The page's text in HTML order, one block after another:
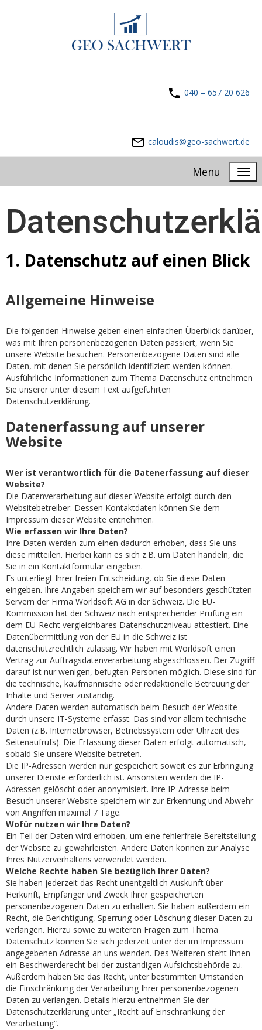
040 – 657 20 626
caloudis@geo-sachwert.de
Menu
1. Datenschutz auf einen Blick
Allgemeine Hinweise
Die folgenden Hinweise geben einen einfachen Überblick darüber,
was mit Ihren personenbezogenen Daten passiert, wenn Sie
unsere Website besuchen. Personenbezogene Daten sind alle
Daten, mit denen Sie persönlich identifiziert werden können.
Ausführliche Informationen zum Thema Datenschutz entnehmen
Sie unserer unter diesem Text aufgeführten
Datenschutzerklärung.
Datenerfassung auf unserer
Website
Wer ist verantwortlich für die Datenerfassung auf dieser
Website?
Die Datenverarbeitung auf dieser Website erfolgt durch den
Websitebetreiber. Dessen Kontaktdaten können Sie dem
Impressum dieser Website entnehmen.
Wie erfassen wir Ihre Daten?
Ihre Daten werden zum einen dadurch erhoben, dass Sie uns
diese mitteilen. Hierbei kann es sich z.B. um Daten handeln, die
Sie in ein Kontaktformular eingeben.
Es unterliegt Ihrer freien Entscheidung, ob Sie diese Daten
eingeben. Ihre Angaben speichern wir auf besonders geschützten
Servern der Firma Worldsoft AG in der Schweiz. Die EU-
Kommission hat der Schweiz nach entsprechender Prüfung ein
dem EU-Recht vergleichbares Datenschutzniveau attestiert. Eine
Datenübermittlung von der EU in die Schweiz ist
datenschutzrechtlich zulässig. Wir haben mit Worldsoft einen
Vertrag zur Auftragsdatenverarbeitung abgeschlossen. Der Zugriff
darauf ist nur wenigen, befugten Personen möglich. Diese sind für
die technische, kaufmännische oder redaktionelle Betreuung der
Inhalte und Server zuständig.
Andere Daten werden automatisch beim Besuch der Website
durch unsere IT-Systeme erfasst. Das sind vor allem technische
Daten (z.B. Internetbrowser, Betriebssystem oder Uhrzeit des
Seitenaufrufs). Die Erfassung dieser Daten erfolgt automatisch,
sobald Sie unsere Website betreten.
Die IP-Adressen werden nur gespeichert soweit es zur Erbringung
unserer Dienste erforderlich ist. Ansonsten werden die IP-
Adressen gelöscht oder anonymisiert. Ihre IP-Adresse beim
Besuch unserer Website speichern wir zur Erkennung und Abwehr
von Angriffen maximal 7 Tage.
Wofür nutzen wir Ihre Daten?
Ein Teil der Daten wird erhoben, um eine fehlerfreie Bereitstellung
der Website zu gewährleisten. Andere Daten können zur Analyse
Ihres Nutzerverhaltens verwendet werden.
Welche Rechte haben Sie bezüglich Ihrer Daten?
Sie haben jederzeit das Recht unentgeltlich Auskunft über
Herkunft, Empfänger und Zweck Ihrer gespeicherten
personenbezogenen Daten zu erhalten. Sie haben außerdem ein
Recht, die Berichtigung, Sperrung oder Löschung dieser Daten zu
verlangen. Hierzu sowie zu weiteren Fragen zum Thema
Datenschutz können Sie sich jederzeit unter der im Impressum
angegebenen Adresse an uns wenden. Des Weiteren steht Ihnen
ein Beschwerderecht bei der zuständigen Aufsichtsbehörde zu.
Außerdem haben Sie das Recht, unter bestimmten Umständen
die Einschränkung der Verarbeitung Ihrer personenbezogenen
Daten zu verlangen. Details hierzu entnehmen Sie der
Datenschutzerklärung unter „Recht auf Einschränkung der
Verarbeitung“.